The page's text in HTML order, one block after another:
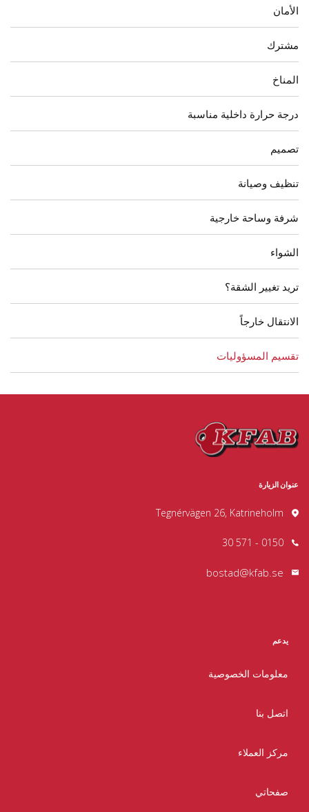
الأمان
مشترك
المناخ
درجة حرارة داخلية مناسبة
تصميم
تنظيف وصيانة
شرفة وساحة خارجية
الشواء
تريد تغيير الشقة؟
الانتقال خارجاً
تقسيم المسؤوليات
عنوان الزيارة
Tegnérvägen 26, Katrineholm
0150 - 571 30
bostad@kfab.se
يدعم
معلومات الخصوصية
اتصل بنا
مركز العملاء
صفحاتي